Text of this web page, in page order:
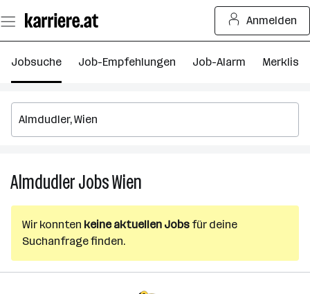
Seiteninhalt
springen
Anmelden
Jobsuche Job-Empfehlungen Job-Alarm Merkliste
AlmdudlerJobsWien
Wien
Wir konnten keine aktuellen Jobs für deine
Suchanfrage finden.